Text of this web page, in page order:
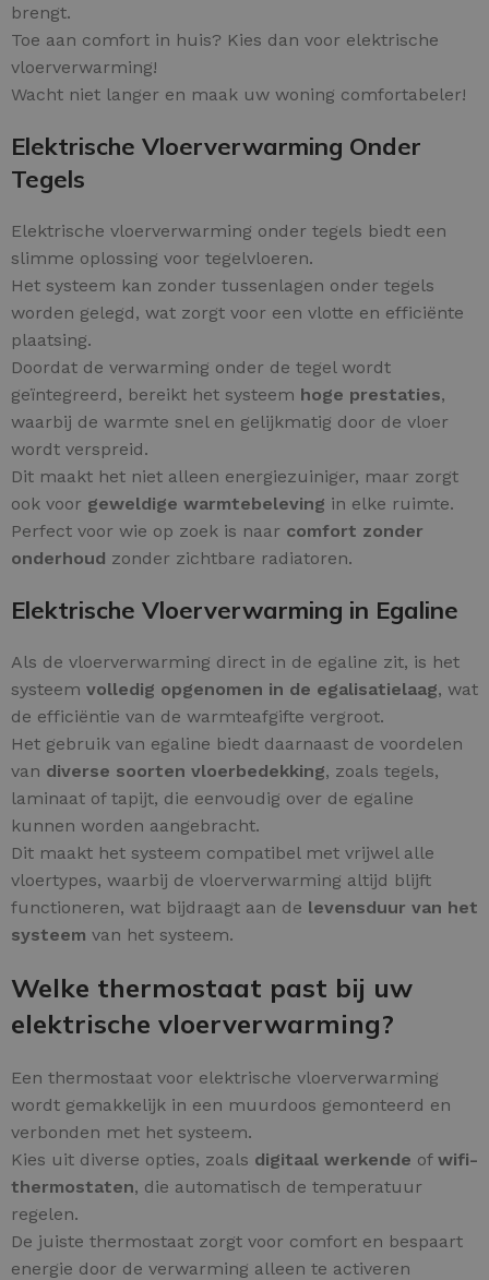
brengt.
Toe aan comfort in huis? Kies dan voor elektrische
vloerverwarming!
Wacht niet langer en maak uw woning comfortabeler!
Elektrische Vloerverwarming Onder
Tegels
Elektrische vloerverwarming onder tegels biedt een
slimme oplossing voor tegelvloeren.
Het systeem kan zonder tussenlagen onder tegels
worden gelegd, wat zorgt voor een vlotte en efficiënte
plaatsing.
Doordat de verwarming onder de tegel wordt
geïntegreerd, bereikt het systeem hoge prestaties,
waarbij de warmte snel en gelijkmatig door de vloer
wordt verspreid.
Dit maakt het niet alleen energiezuiniger, maar zorgt
ook voor geweldige warmtebeleving in elke ruimte.
Perfect voor wie op zoek is naar comfort zonder
onderhoud zonder zichtbare radiatoren.
Elektrische Vloerverwarming in Egaline
Als de vloerverwarming direct in de egaline zit, is het
systeem volledig opgenomen in de egalisatielaag, wat
de efficiëntie van de warmteafgifte vergroot.
Het gebruik van egaline biedt daarnaast de voordelen
van diverse soorten vloerbedekking, zoals tegels,
laminaat of tapijt, die eenvoudig over de egaline
kunnen worden aangebracht.
Dit maakt het systeem compatibel met vrijwel alle
vloertypes, waarbij de vloerverwarming altijd blijft
functioneren, wat bijdraagt aan de levensduur van het
systeem van het systeem.
Welke thermostaat past bij uw
elektrische vloerverwarming?
Een thermostaat voor elektrische vloerverwarming
wordt gemakkelijk in een muurdoos gemonteerd en
verbonden met het systeem.
Kies uit diverse opties, zoals digitaal werkende of wifi-
thermostaten, die automatisch de temperatuur
regelen.
De juiste thermostaat zorgt voor comfort en bespaart
energie door de verwarming alleen te activeren